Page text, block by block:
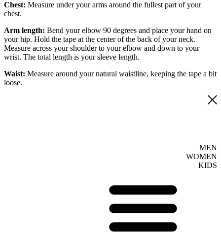
Chest: Measure under your arms around the fullest part of your
chest.
Arm length: Bend your elbow 90 degrees and place your hand on
your hip. Hold the tape at the center of the back of your neck.
Measure across your shoulder to your elbow and down to your
wrist. The total length is your sleeve length.
Waist: Measure around your natural waistline, keeping the tape a bit
loose.
MEN
WOMEN
KIDS